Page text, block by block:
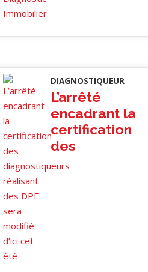
DIAGNOSTIQUEUR
L’arrêté
encadrant la
certification
des